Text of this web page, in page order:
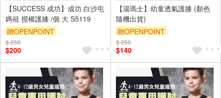
【SUCCESS 成功】成功 白沙屯
媽祖 授權護膝 /個 大 S5119
贈OPENPOINT
$ 250
$200
【湯瑪士】幼童透氣護膝 (顏色
隨機出貨)
贈OPENPOINT
$ 250
$140